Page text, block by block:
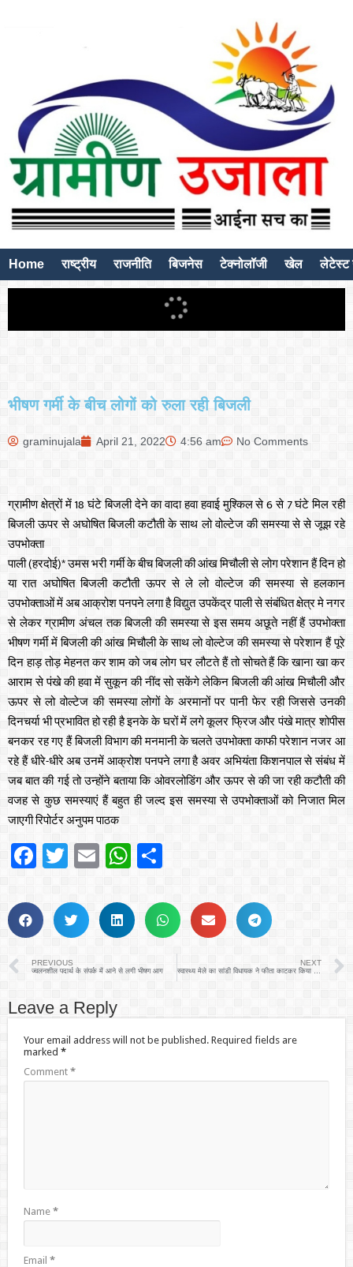
Home राष्ट्रीय राजनीति बिजनेस टेक्नोलॉजी खेल लेटेस्ट
भीषण गर्मी के बीच लोगों को रुला रही बिजली
graminujala April 21, 2022 4:56 am No Comments
ग्रामीण क्षेत्रों में 18 घंटे बिजली देने का वादा हवा हवाई मुश्किल से 6 से 7 घंटे मिल रही
बिजली ऊपर से अघोषित बिजली कटौती के साथ लो वोल्टेज की समस्या से से जूझ रहे
उपभोक्ता
पाली (हरदोई)* उमस भरी गर्मी के बीच बिजली की आंख मिचौली से लोग परेशान हैं दिन हो
या रात अघोषित बिजली कटौती ऊपर से ले लो वोल्टेज की समस्या से हलकान
उपभोक्ताओं में अब आक्रोश पनपने लगा है विद्युत उपकेंद्र पाली से संबंधित क्षेत्र मे नगर
से लेकर ग्रामीण अंचल तक बिजली की समस्या से इस समय अछूते नहीं हैं उपभोक्ता
भीषण गर्मी में बिजली की आंख मिचौली के साथ लो वोल्टेज की समस्या से परेशान हैं पूरे
दिन हाड़ तोड़ मेहनत कर शाम को जब लोग घर लौटते हैं तो सोचते हैं कि खाना खा कर
आराम से पंखे की हवा में सुकून की नींद सो सकेंगे लेकिन बिजली की आंख मिचौली और
ऊपर से लो वोल्टेज की समस्या लोगों के अरमानों पर पानी फेर रही जिससे उनकी
दिनचर्या भी प्रभावित हो रही है इनके के घरों में लगे कूलर फ्रिज और पंखे मात्र शोपीस
बनकर रह गए हैं बिजली विभाग की मनमानी के चलते उपभोक्ता काफी परेशान नजर आ
रहे हैं धीरे-धीरे अब उनमें आक्रोश पनपने लगा है अवर अभियंता किशनपाल से संबंध में
जब बात की गई तो उन्होंने बताया कि ओवरलोडिंग और ऊपर से की जा रही कटौती की
वजह से कुछ समस्याएं हैं बहुत ही जल्द इस समस्या से उपभोक्ताओं को निजात मिल
जाएगी रिपोर्टर अनुपम पाठक
Facebook
Twitter
EmailWhatsApp
PREVIOUS
ज्वलनशील पदार्थ के संपर्क में आने से लगी भीषण आग
NEXT
स्वास्थ्य मेले का सांडी विधायक ने फीता काटकर किया शुभारंभ
Leave a Reply
Your email address will not be published. Required fields are
marked *
Comment *
Name *
Email *